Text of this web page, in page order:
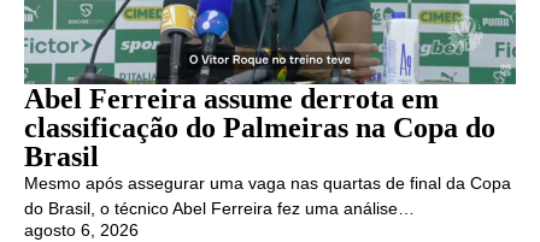
Abel Ferreira assume derrota em
classificação do Palmeiras na Copa do
Brasil
Mesmo após assegurar uma vaga nas quartas de final da Copa
do Brasil, o técnico Abel Ferreira fez uma análise…
agosto 6, 2026